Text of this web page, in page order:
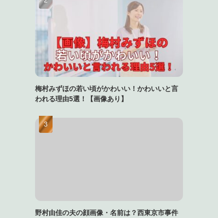
梅村みずほの若い頃がかわいい！かわいいと言
われる理由5選！【画像あり】
野村由佳の夫の顔画像・名前は？西東京市事件